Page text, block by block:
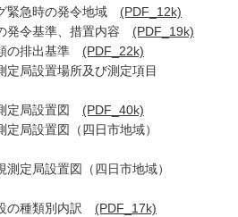
緊急時の発令地域 (PDF_12k)
発令基準、措置内容 (PDF_19k)
の排出基準 (PDF_22k)
定局設置場所及び測定項目
定局設置図 (PDF_40k)
定局設置図（四日市地域）
測定局設置図（四日市地域）
の種類別内訳 (PDF_17k)